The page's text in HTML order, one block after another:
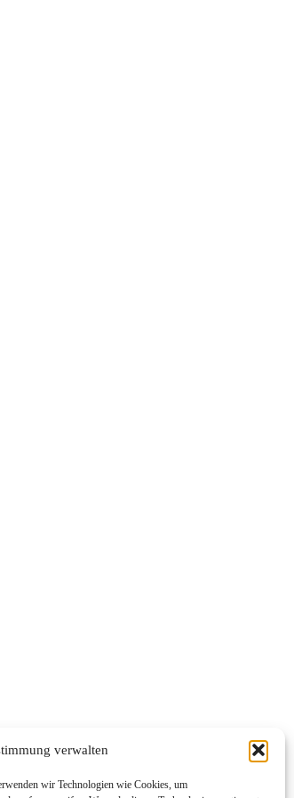
verwalten
wir Technologien wie Cookies, um